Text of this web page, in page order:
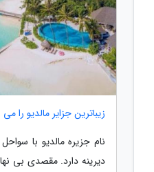
زیباترین جزایر مالدیو را
نام جزیره مالدیو با
دیرینه دارد. مقصدی بی